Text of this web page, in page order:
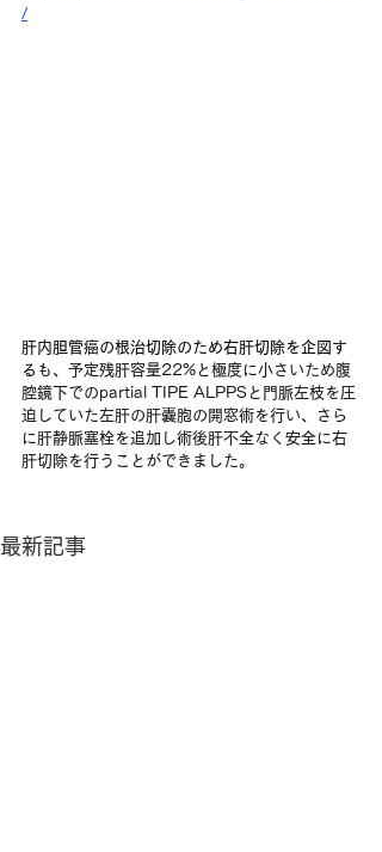
/
肝内胆管癌の根治切除のため右肝切除を企図す
るも、 予定残肝容量22%と極度に小さいため腹
腔鏡下でのpartial TIPE ALPPSと門脈左枝を圧
迫していた左肝の肝嚢胞の開窓術を行い、さら
に肝静脈塞栓を追加し術後肝不全なく安全に右
肝切除を行うことができました。
最新記事